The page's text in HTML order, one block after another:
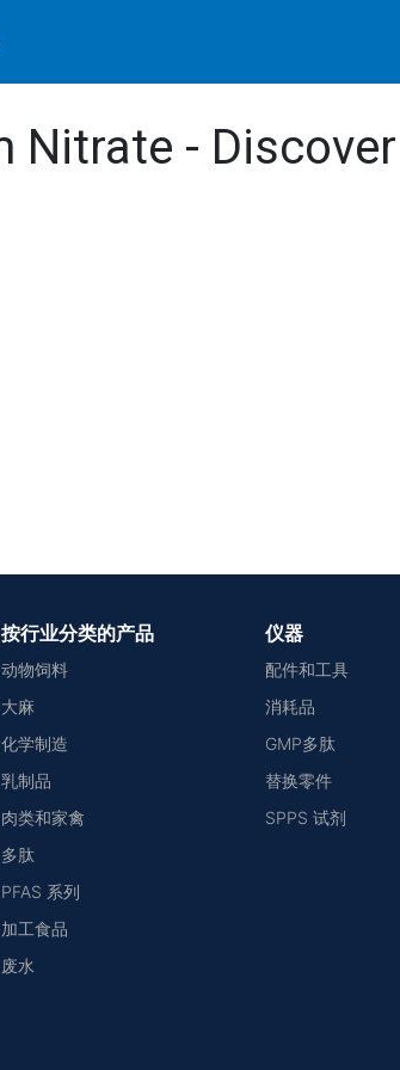
- Discover
按行业分类的产品
动物饲料
大麻
化学制造
乳制品
肉类和家禽
多肽
PFAS 系列
加工食品
废水
仪器
配件和工具
消耗品
GMP多肽
替换零件
SPPS 试剂